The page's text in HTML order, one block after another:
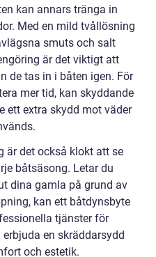
kan annars tränga in
Med en mild tvållösning
smuts och salt
är det viktigt att
de tas in i båten igen. För
mer tid, kan skyddande
ett extra skydd mot väder
är det också klokt att se
båtsäsong. Letar du
dina gamla på grund av
kan ett båtdynsbyte
tjänster för
en skräddarsydd
och estetik.